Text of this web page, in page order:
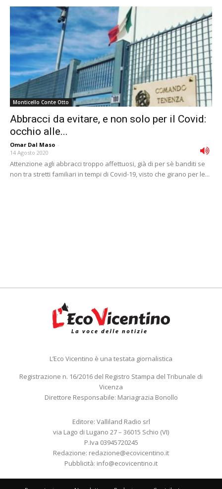
Monticello Conte Otto
Abbracci da evitare, e non solo per il Covid:
occhio alle...
Omar Dal Maso -
14 Agosto 2020
Attenzione agli abbracci troppo affettuosi, già di per sè banditi se
non tra stretti familiari in tempi di Covid-19, visto che girano per le...
L’Eco Vicentino è una testata giornalistica
Registrazione n. 16/2016 del Registro Stampa del Tribunale di
Vicenza
Direttore Responsabile: Mariagrazia Bonollo
Editore: Valliland Radio srl
via Lago di Lugano 27 – 36015 Schio (VI)
P.Iva 03945720245
Redazione: redazione@ecovicentino.it
Pubblicità: info@ecovicentino.it